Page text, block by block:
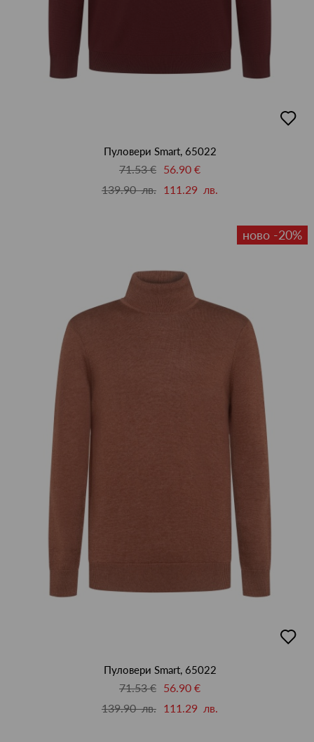
в
Пуловери Smart, 65022
71.53 € 56.90 €
139.90 лв. 111.29 лв.
ново -20%
в
Пуловери Smart, 65022
71.53 € 56.90 €
139.90 лв. 111.29 лв.